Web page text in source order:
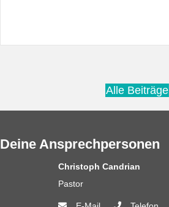
Alle Beiträge
Deine Ansprechpersonen
Christoph Candrian
Pastor